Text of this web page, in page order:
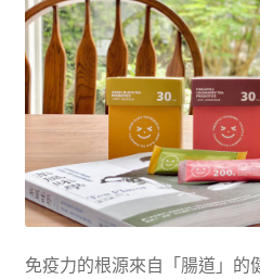
免疫力的根源來自「腸道」的